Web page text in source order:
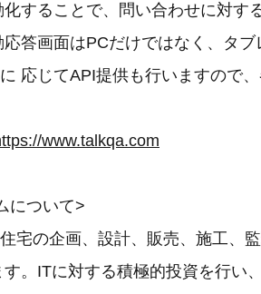
することで、問い合わせに対す
答画面はPCだけではなく、タ
応じてAPI提供も行いますので
www.talkqa.com
について>
宅の企画、設計、販売、施工、
。ITに対する積極的投資を行い